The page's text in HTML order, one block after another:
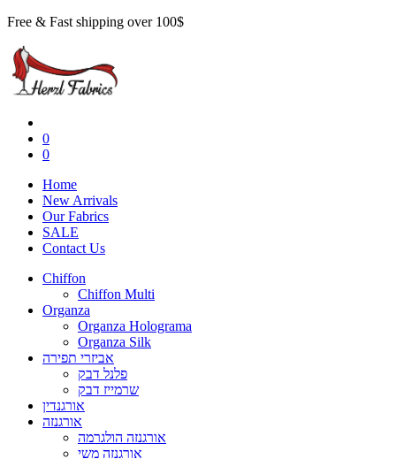
Free & Fast shipping over 100$
0
0
Home
New Arrivals
Our Fabrics
SALE
Contact Us
Chiffon
Chiffon Multi
Organza
Organza Holograma
Organza Silk
אביזרי תפירה
פלנל דבק
שרמייז דבק
אורגנדין
אורגנזה
אורגנזה הולגרמה
אורגנזה משי